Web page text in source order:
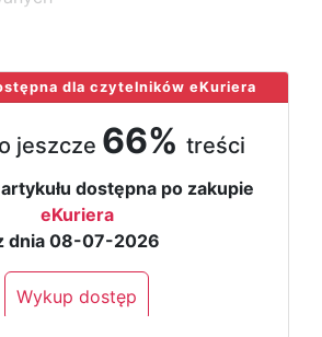
dla czytelników eKuriera
jeszcze 66% treści
dostępna po zakupie
eKuriera
dnia 08-07-2026
Wykup dostęp